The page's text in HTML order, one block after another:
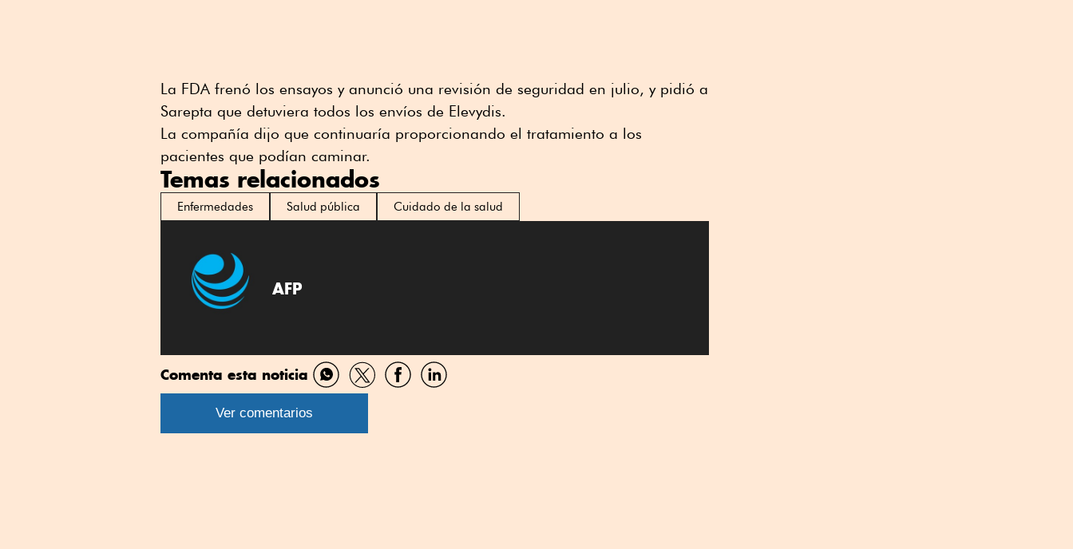
La FDA frenó los ensayos y anunció una revisión de seguridad en julio, y pidió a
Sarepta que detuviera todos los envíos de Elevydis.
La compañía dijo que continuaría proporcionando el tratamiento a los
pacientes que podían caminar.
Temas relacionados
Enfermedades Salud pública Cuidado de la salud
AFP
Comenta esta noticia
Compartir
por
Compartir
por
CompartirCompartir
Ver comentarios